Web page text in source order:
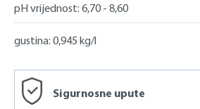
što se problem pojavi. Tada će
pomoć za naizgled beznadne
pH vrijednost: 6,70 - 8,60
gustina: 0,945 kg/l
Sigurnosne upute